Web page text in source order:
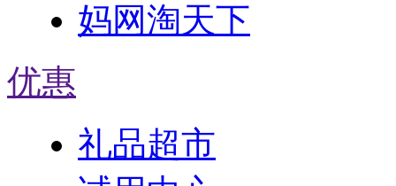
妈网淘天下
优惠
礼品超市